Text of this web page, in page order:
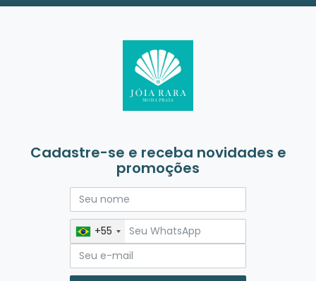
Cadastre-se e receba novidades e
promoções
+55